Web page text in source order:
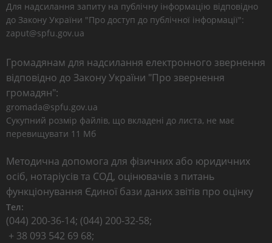
Для надсилання запиту на публічну інформацію відповідно
до Закону України "Про доступ до публічної інформації":
zaput@spfu.gov.ua
Громадянам для надсилання електронного звернення
відповідно до Закону України "Про звернення
громадян":
gromada@spfu.gov.ua
Сукупний розмір файлів, що вкладені до листа, не має
перевищувати 11 Мб
Методична допомога для фізичних або юридичних
осіб, нотаріусів та СОД, оцінювачів з питань
функціонування Єдиної бази даних звітів про оцінку
Тел:
(044) 200-36-14; (044) 200-32-58;
+ 38 093 542 69 68;